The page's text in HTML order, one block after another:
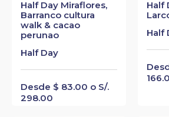
Half Day Miraflores,
Barranco cultura
walk & cacao
perunao
Half Day
Desde $ 83.00 o S/.
298.00
Half
Half